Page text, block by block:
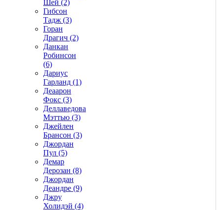
Шей (2)
Гибсон
Тадж (3)
Горан
Драгич (2)
Данкан
Робинсон
(6)
Дариус
Гарланд (1)
Деаарон
Фокс (3)
Деллаведова
Мэттью (3)
Джейлен
Брансон (3)
Джордан
Пул (5)
Демар
Дерозан (8)
Джордан
Деандре (9)
Джру
Холидэй (4)